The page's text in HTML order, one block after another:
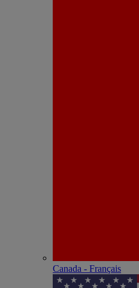
Canada - Français